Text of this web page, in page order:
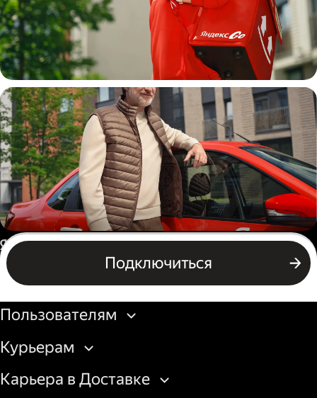
Пеший курьер
Автокурьер
Подключиться
Подключиться
Россия
Бизнесу
Пользователям
Курьерам
Карьера в Доставке